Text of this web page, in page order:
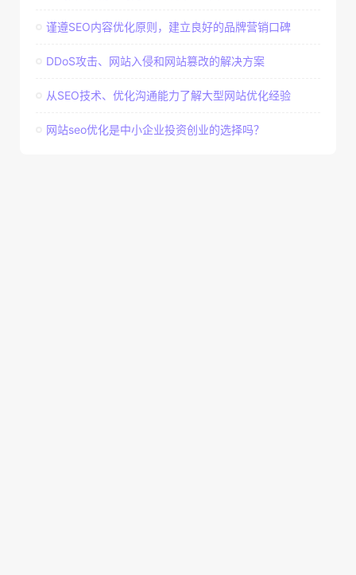
谨遵SEO内容优化原则，建立良好的品牌营销口碑
DDoS攻击、网站入侵和网站篡改的解决方案
从SEO技术、优化沟通能力了解大型网站优化经验
网站seo优化是中小企业投资创业的选择吗？